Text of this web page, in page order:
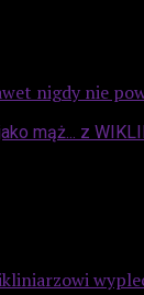
nigdy nie